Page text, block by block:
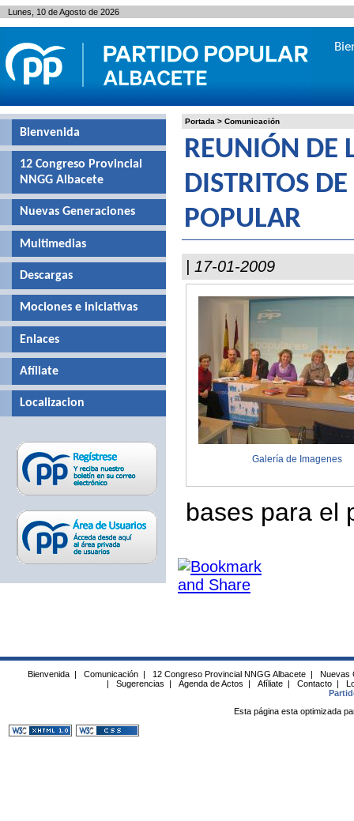
Portada > Comunicación
REUNIÓN DE
DISTRITOS
POPULAR
| 17-01-2009
Galería de Imagenes
bases para el
Bienvenida
12 Congreso Provincial
NNGG Albacete
Nuevas Generaciones
Multimedias
Descargas
Mociones e iniciativas
Enlaces
Afíliate
Localizacion
Lunes, 10 de Agosto de 2026
Bienvenida | Comunicación | 12 Congreso Provincial NNGG Albacete |
Nuevas
|
Sugerencias | Agenda de Actos | Afíliate | Contacto |
Esta página esta optimizada